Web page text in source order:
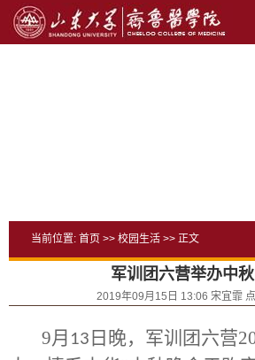
当前位置: 首页 >> 校园生活 >> 正文
军训团六营举办中
2019年09月15日 13:06 宋宜霏
9月 13 日晚，军训团六营